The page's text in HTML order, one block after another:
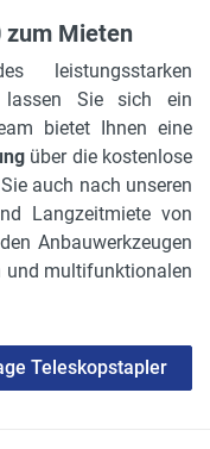
zum Mieten
leistungsstarken
lassen Sie sich ein
bietet Ihnen eine
über die kostenlose
auch nach unseren
Langzeitmiete von
Anbauwerkzeugen
und multifunktionalen
Teleskopstapler